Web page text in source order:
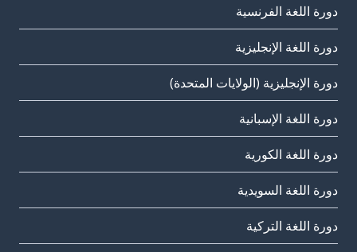
دورة اللغة الفرنسية
دورة اللغة الإنجليزية
دورة الإنجليزية (الولايات المتحدة)
دورة اللغة الإسبانية
دورة اللغة الكورية
دورة اللغة السويدية
دورة اللغة التركية